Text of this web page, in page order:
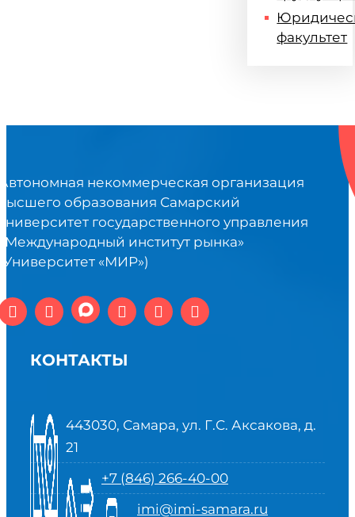
факультет
некоммерческая организация
образования Самарский
государственного управления
институт рынка»
«МИР»)
КОНТАКТЫ
443030, Самара, ул. Г.С. Аксакова, д.
21
+7 (846) 266-40-00
imi@imi-samara.ru